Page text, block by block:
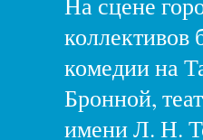
комедии на
Бронной,
имени Л. Н.